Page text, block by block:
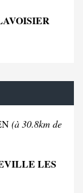
(à 30.8km de
LES